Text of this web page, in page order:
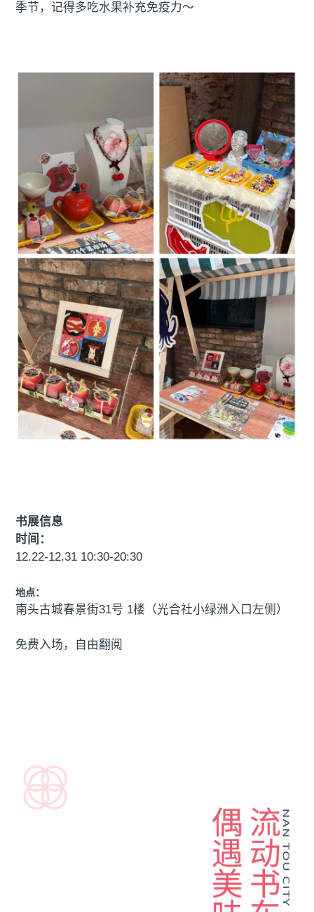
季节，记得多吃水果补充免疫力～
书展信息
时间：
12.22-12.31 10:30-20:30
地点：
南头古城春景街31号 1楼（光合社小绿洲入口左侧）
免费入场，自由翻阅